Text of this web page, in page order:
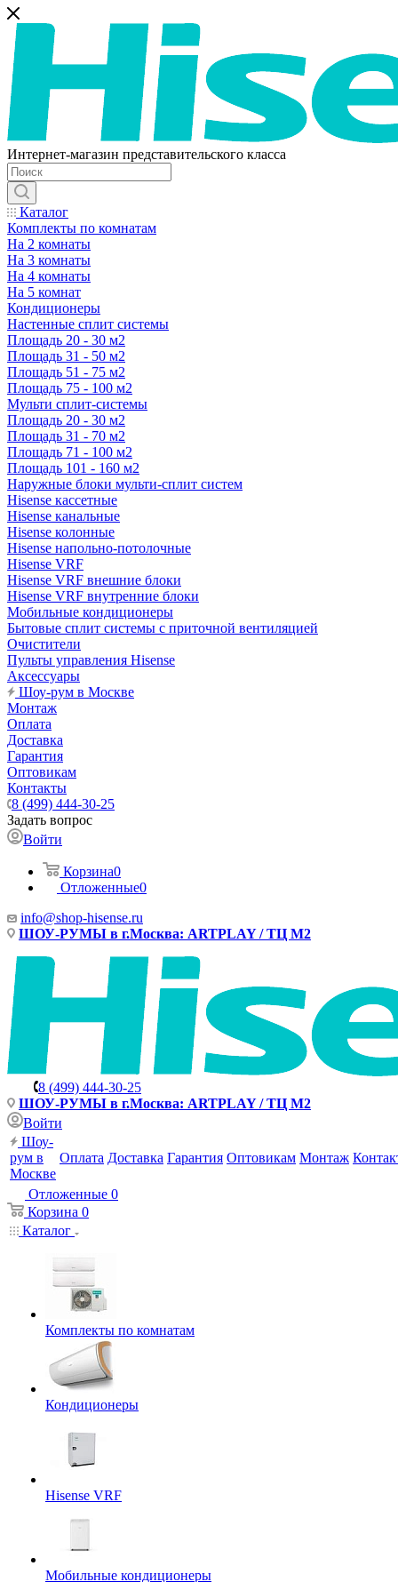
Интернет-магазин представительского класса
Каталог
Комплекты по комнатам
На 2 комнаты
На 3 комнаты
На 4 комнаты
На 5 комнат
Кондиционеры
Настенные сплит системы
Площадь 20 - 30 м2
Площадь 31 - 50 м2
Площадь 51 - 75 м2
Площадь 75 - 100 м2
Мульти сплит-системы
Площадь 20 - 30 м2
Площадь 31 - 70 м2
Площадь 71 - 100 м2
Площадь 101 - 160 м2
Наружные блоки мульти-сплит систем
Hisense кассетные
Hisense канальные
Hisense колонные
Hisense напольно-потолочные
Hisense VRF
Hisense VRF внешние блоки
Hisense VRF внутренние блоки
Мобильные кондиционеры
Бытовые сплит системы с приточной вентиляцией
Очистители
Пульты управления Hisense
Аксессуары
Шоу-рум в Москве
Монтаж
Оплата
Доставка
Гарантия
Оптовикам
Контакты
8 (499) 444-30-25
Задать вопрос
Войти
Корзина0
Отложенные0
info@shop-hisense.ru
ШОУ-РУМЫ в г.Москва: ARTPLAY / ТЦ М2
8 (499) 444-30-25
ШОУ-РУМЫ в г.Москва: ARTPLAY / ТЦ М2
Войти
Шоу-
рум в
Москве
Оплата Доставка Гарантия Оптовикам Монтаж
Отложенные 0
Корзина 0
Каталог
Комплекты по комнатам
Кондиционеры
Hisense VRF
Мобильные кондиционеры